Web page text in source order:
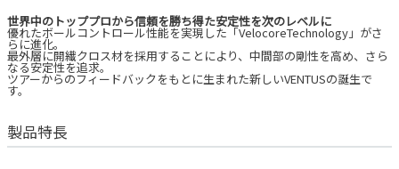
世界中のトッププロから信頼を勝ち得た安定性を次のレベルに
優れたボールコントロール性能を実現した「VelocoreTechnology」がさ
らに進化。
最外層に開繊クロス材を採用することにより、中間部の剛性を高め、さら
なる安定性を追求。
ツアーからのフィードバックをもとに生まれた新しいVENTUSの誕生で
す。
製品特長